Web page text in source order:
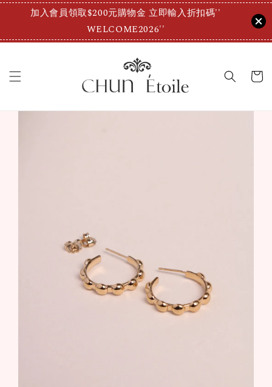
加入會員領取$200元購物金 立即輸入折扣碼''
WELCOME2026''